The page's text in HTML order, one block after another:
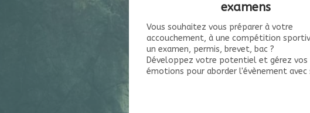
examens
Vous souhaitez vous préparer à votre
accouchement, à une compétition
un examen, permis, brevet, bac ?
Développez votre potentiel et gérez vos
émotions pour aborder l'évènement avec